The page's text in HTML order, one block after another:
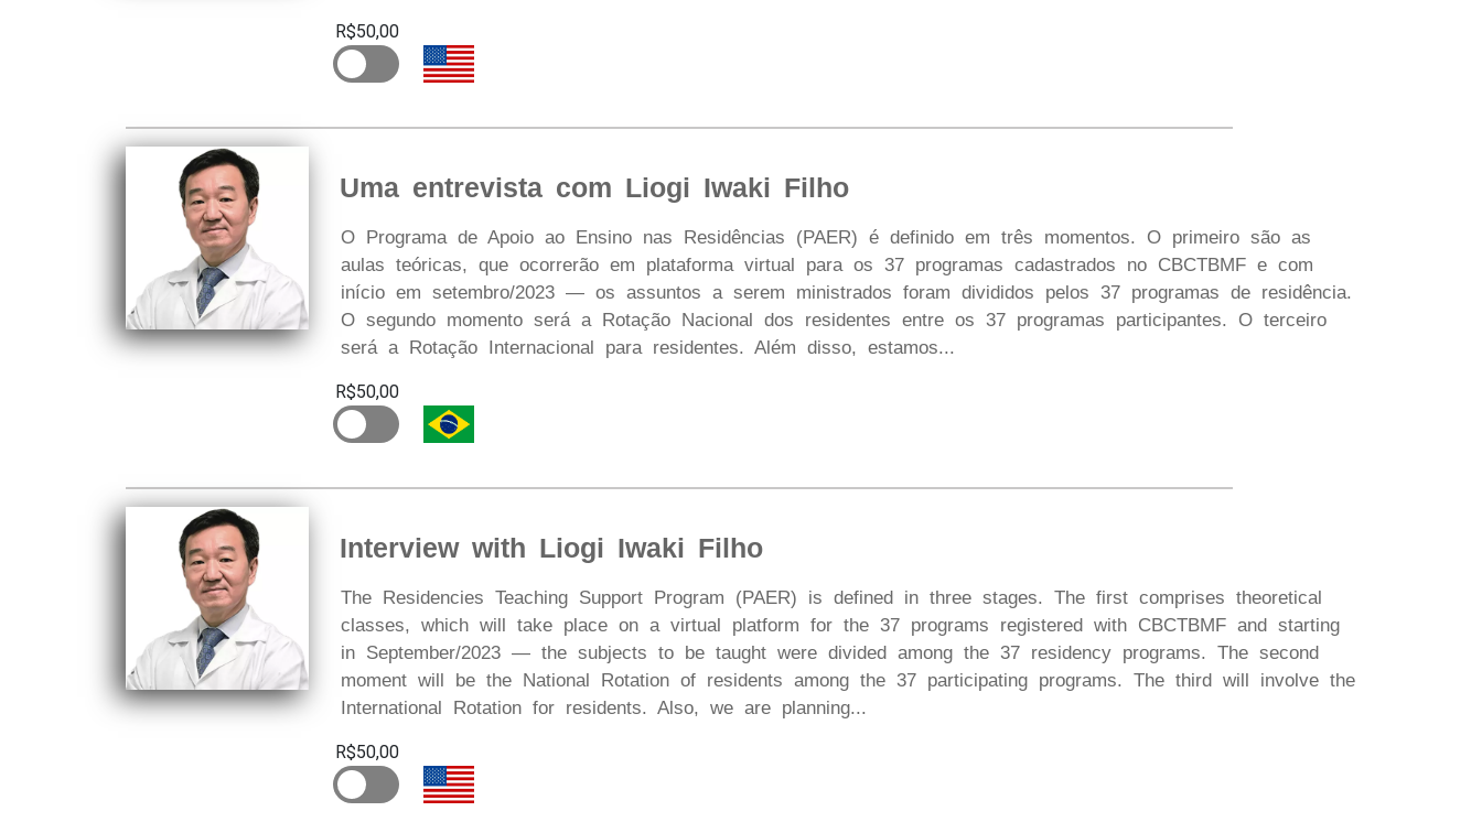
R$50,00
Uma entrevista com Liogi Iwaki Filho
O Programa de Apoio ao Ensino nas Residências (PAER) é definido em três momentos. O primeiro são as
aulas teóricas, que ocorrerão em plataforma virtual para os 37 programas cadastrados no CBCTBMF e com
início em setembro/2023 — os assuntos a serem ministrados foram divididos pelos 37 programas de residência.
O segundo momento será a Rotação Nacional dos residentes entre os 37 programas participantes. O terceiro
será a Rotação Internacional para residentes. Além disso, estamos...
R$50,00
Interview with Liogi Iwaki Filho
The Residencies Teaching Support Program (PAER) is defined in three stages. The first comprises theoretical
classes, which will take place on a virtual platform for the 37 programs registered with CBCTBMF and starting
in September/2023 — the subjects to be taught were divided among the 37 residency programs. The second
moment will be the National Rotation of residents among the 37 participating programs. The third will involve the
International Rotation for residents. Also, we are planning...
R$50,00